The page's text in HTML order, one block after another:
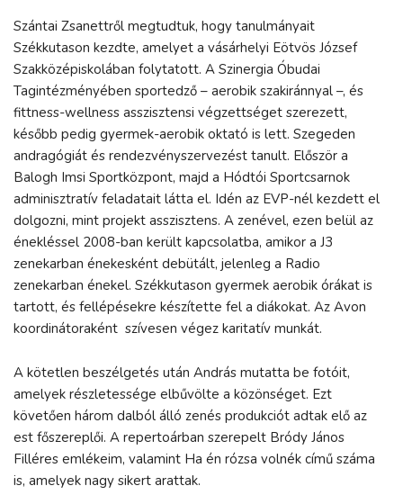
Szántai Zsanettről megtudtuk, hogy tanulmányait
Székkutason kezdte, amelyet a vásárhelyi Eötvös József
Szakközépiskolában folytatott. A Szinergia Óbudai
Tagintézményében sportedző – aerobik szakiránnyal –, és
fittness-wellness asszisztensi végzettséget szerezett,
később pedig gyermek-aerobik oktató is lett. Szegeden
andragógiát és rendezvényszervezést tanult. Először a
Balogh Imsi Sportközpont, majd a Hódtói Sportcsarnok
adminisztratív feladatait látta el. Idén az EVP-nél kezdett el
dolgozni, mint projekt asszisztens. A zenével, ezen belül az
énekléssel 2008-ban került kapcsolatba, amikor a J3
zenekarban énekesként debütált, jelenleg a Radio
zenekarban énekel. Székkutason gyermek aerobik órákat is
tartott, és fellépésekre készítette fel a diákokat. Az Avon
koordinátoraként szívesen végez karitatív munkát.
A kötetlen beszélgetés után András mutatta be fotóit,
amelyek részletessége elbűvölte a közönséget. Ezt
követően három dalból álló zenés produkciót adtak elő az
est főszereplői. A repertoárban szerepelt Bródy János
Filléres emlékeim, valamint Ha én rózsa volnék című száma
is, amelyek nagy sikert arattak.